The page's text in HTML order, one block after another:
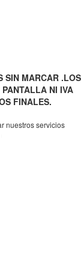
SIN MARCAR .LOS
NI IVA
FINALES.
nuestros servicios